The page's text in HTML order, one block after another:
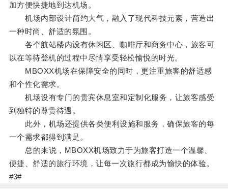
加方便快捷地到达机场。
机场内部设计简约大气，融入了现代科技元素，营造出
一种时尚、舒适的氛围。
各个航站楼内设有休闲区、咖啡厅和商务中心，旅客可
以在等待登机的过程中尽情享受轻松愉悦的时光。
MBOXX机场在保障安全的同时，更注重旅客的舒适感
和个性化需求。
机场设有专门的贵宾休息室和定制化服务，让旅客感受
到独特的尊贵待遇。
此外，机场还提供各类便利设施和服务，确保旅客的每
一个需求都得到满足。
总的来说，MBOXX机场致力于为旅客打造一个温馨、
便捷、舒适的旅行环境，让每一次旅行都成为愉快的体验。
#3#